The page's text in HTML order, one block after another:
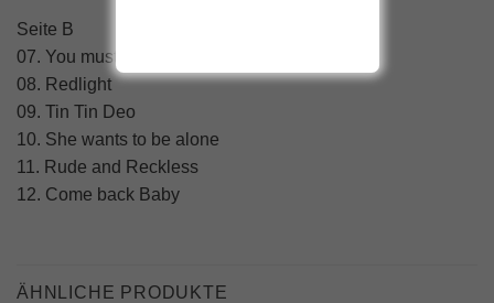
Seite B
07. You must be Good
08. Redlight
09. Tin Tin Deo
10. She wants to be alone
11. Rude and Reckless
12. Come back Baby
ÄHNLICHE PRODUKTE